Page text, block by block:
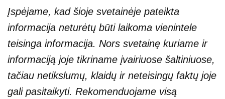
Įspėjame, kad šioje svetainėje pateikta
informacija neturėtų būti laikoma vienintele
teisinga informacija. Nors svetainę kuriame ir
informaciją joje tikriname įvairiuose šaltiniuose,
tačiau netikslumų, klaidų ir neteisingų faktų joje
gali pasitaikyti. Rekomenduojame visą